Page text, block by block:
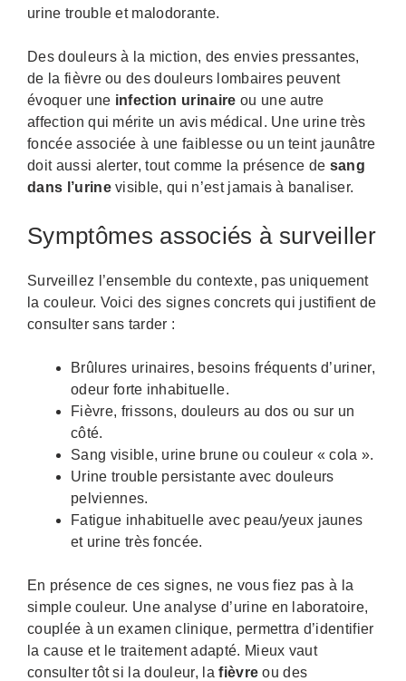
urine trouble et malodorante.
Des douleurs à la miction, des envies pressantes,
de la fièvre ou des douleurs lombaires peuvent
évoquer une infection urinaire ou une autre
affection qui mérite un avis médical. Une urine très
foncée associée à une faiblesse ou un teint jaunâtre
doit aussi alerter, tout comme la présence de sang
dans l’urinevisible, qui n’est jamais à banaliser.
Symptômes associés à surveiller
Surveillez l’ensemble du contexte, pas uniquement
la couleur. Voici des signes concrets qui justifient de
consulter sans tarder :
Brûlures urinaires, besoins fréquents d’uriner,
odeur forte inhabituelle.
Fièvre, frissons, douleurs au dos ou sur un
côté.
Sang visible, urine brune ou couleur « cola ».
Urine trouble persistante avec douleurs
pelviennes.
Fatigue inhabituelle avec peau/yeux jaunes
et urine très foncée.
En présence de ces signes, ne vous fiez pas à la
simple couleur. Une analyse d’urine en laboratoire,
couplée à un examen clinique, permettra d’identifier
la cause et le traitement adapté. Mieux vaut
consulter tôt si la douleur, lafièvre ou des